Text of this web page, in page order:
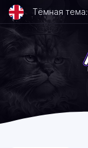
Тёмная тема: